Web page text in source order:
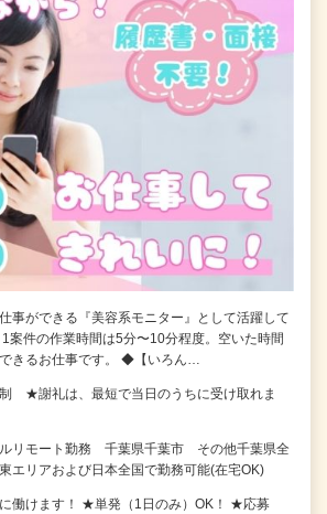
事ができる『美容系モニター』として活躍して
1案件の作業時間は5分〜10分程度。空いた時間
きるお仕事です。 ◆【いろん…
★謝礼は、最短で当日のうちに受け取れま
リモート勤務 千葉県千葉市 その他千葉県全
エリアおよび日本全国で勤務可能(在宅OK)
働けます！ ★単発（1日のみ）OK！ ★応募